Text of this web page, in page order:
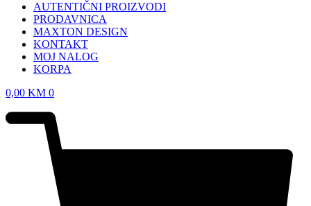
AUTENTIČNI PROIZVODI
PRODAVNICA
MAXTON DESIGN
KONTAKT
MOJ NALOG
KORPA
0,00 KM 0